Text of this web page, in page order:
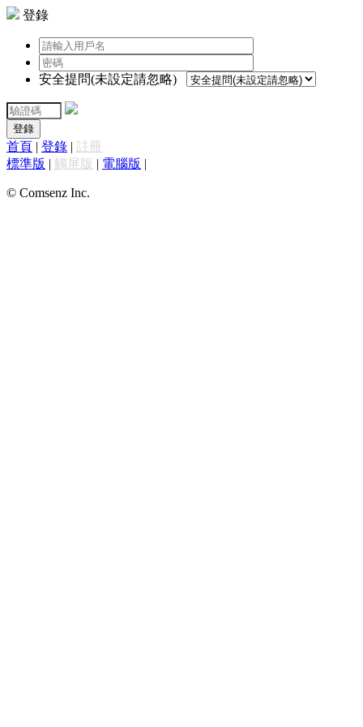
登錄
安全提問(未設定請忽略)
登錄
首頁 | 登錄 | 註冊
標準版 | 觸屏版 | 電腦版 |
© Comsenz Inc.